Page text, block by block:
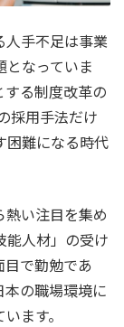
人手不足は事業
なっていま
る制度改革の
採用手法だけ
困難になる時代
い注目を集め
能人材」の受け
で勤勉であ
本の職場環境に
ます。